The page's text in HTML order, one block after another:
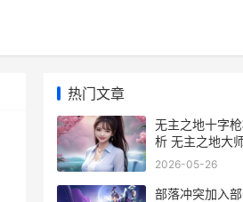
热门文章
无主之地十字
析 无主之地大
2026-05-26
部落冲突加入